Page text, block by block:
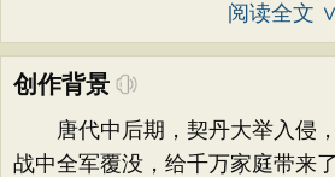
阅读全文 ∨
创作背景
唐代中后期，契丹大举入侵，
战中全军覆没，给千万家庭带来